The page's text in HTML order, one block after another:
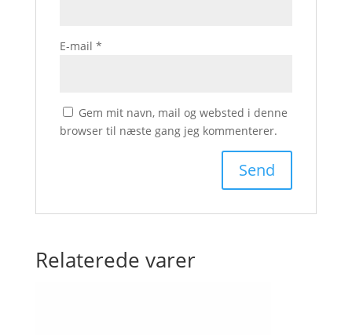
E-mail *
Gem mit navn, mail og websted i denne
browser til næste gang jeg kommenterer.
Relaterede varer